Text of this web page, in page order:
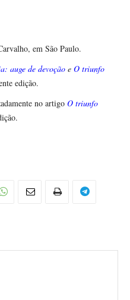
em São Paulo.
auge de devoção e O triunfo
edição.
no artigo O triunfo